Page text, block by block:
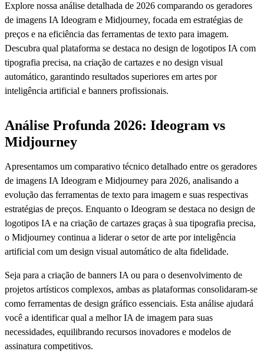
Explore nossa análise detalhada de 2026 comparando os geradores
de imagens IA Ideogram e Midjourney, focada em estratégias de
preços e na eficiência das ferramentas de texto para imagem.
Descubra qual plataforma se destaca no design de logotipos IA com
tipografia precisa, na criação de cartazes e no design visual
automático, garantindo resultados superiores em artes por
inteligência artificial e banners profissionais.
Análise Profunda 2026: Ideogram vs
Midjourney
Apresentamos um comparativo técnico detalhado entre os geradores
de imagens IA Ideogram e Midjourney para 2026, analisando a
evolução das ferramentas de texto para imagem e suas respectivas
estratégias de preços. Enquanto o Ideogram se destaca no design de
logotipos IA e na criação de cartazes graças à sua tipografia precisa,
o Midjourney continua a liderar o setor de arte por inteligência
artificial com um design visual automático de alta fidelidade.
Seja para a criação de banners IA ou para o desenvolvimento de
projetos artísticos complexos, ambas as plataformas consolidaram-se
como ferramentas de design gráfico essenciais. Esta análise ajudará
você a identificar qual a melhor IA de imagem para suas
necessidades, equilibrando recursos inovadores e modelos de
assinatura competitivos.